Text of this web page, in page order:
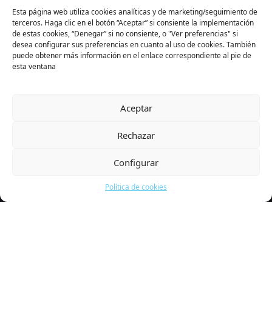
Esta página web utiliza cookies analíticas y de marketing/seguimiento de
terceros. Haga clic en el botón “Aceptar” si consiente la implementación
de estas cookies, “Denegar” si no consiente, o "Ver preferencias" si
desea configurar sus preferencias en cuanto al uso de cookies. También
puede obtener más información en el enlace correspondiente al pie de
esta ventana
Aceptar
Rechazar
Configurar
Política de cookies